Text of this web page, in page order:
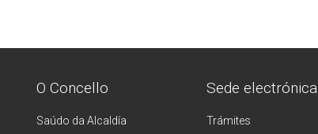
O Concello
Saúdo da Alcaldía
Sede electrónica
Trámites